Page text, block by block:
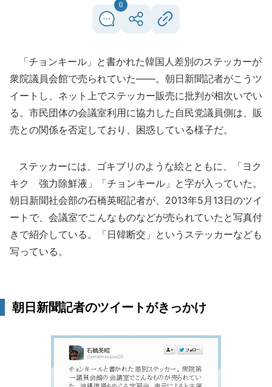
0
「チョンキール」と書かれた韓国人差別のステッカーが
衆院議員会館で売られていた――。朝日新聞記者がこうツ
イートし、ネット上でステッカー販売に批判が相次いでい
る。市民団体の会議室利用に協力した自民党議員側は、販
売との関係を否定しており、困惑している様子だ。
ステッカーには、ゴキブリのような絵とともに、「ヨク
キク 強力除鮮液」「チョンキール」と字が入っていた。
朝日新聞社会部の石橋英昭記者が、2013年5月13日のツイ
ートで、会議室でこんなものなどが売られていたと写真付
きで紹介している。「日韓断交」というステッカーなども
写っている。
朝日新聞記者のツイートがきっかけ